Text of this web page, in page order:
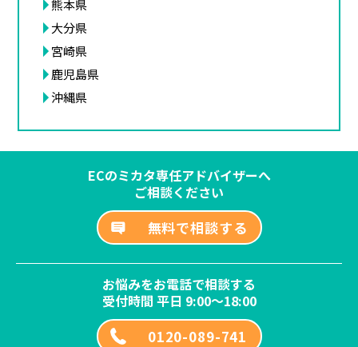
熊本県
大分県
宮崎県
鹿児島県
沖縄県
ECのミカタ専任アドバイザーへ
ご相談ください
無料で相談する
お悩みをお電話で相談する
受付時間 平日 9:00～18:00
0120-089-741